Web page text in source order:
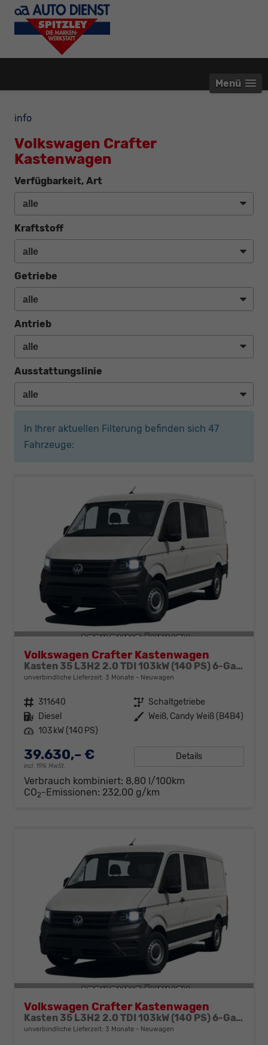
Menü
info
Volkswagen Crafter
Kastenwagen
Verfügbarkeit, Art
Kraftstoff
Getriebe
Antrieb
Ausstattungslinie
In Ihrer aktuellen Filterung befinden sich 47
Fahrzeuge:
Volkswagen Crafter Kastenwagen
Kasten 35 L3H2 2.0 TDI 103kW (140 PS) 6-Gang-Schaltgetriebe
unverbindliche Lieferzeit: 3 Monate Neuwagen
Fahrzeugnr. 311640 Getriebe Schaltgetriebe
Kraftstoff Diesel Außenfarbe Weiß, Candy Weiß (B4B4)
Leistung 103 kW (140 PS)
39.630,– €
incl. 19% MwSt.
Details
Verbrauch kombiniert: 8,80 l/100km
CO2-Emissionen: 232,00 g/km
Volkswagen Crafter Kastenwagen
Kasten 35 L3H2 2.0 TDI 103kW (140 PS) 6-Gang-Schaltgetriebe
unverbindliche Lieferzeit: 3 Monate Neuwagen